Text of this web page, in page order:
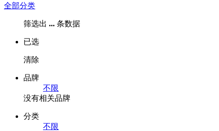
全部分类
筛选出 ... 条数据
已选
清除
品牌
不限
没有相关品牌
分类
不限